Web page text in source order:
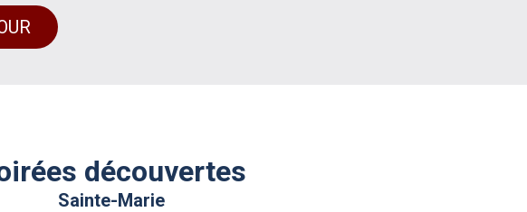
découvertes
Sainte-Marie